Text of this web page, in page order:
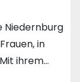
Niedernburg
in
ihrem…